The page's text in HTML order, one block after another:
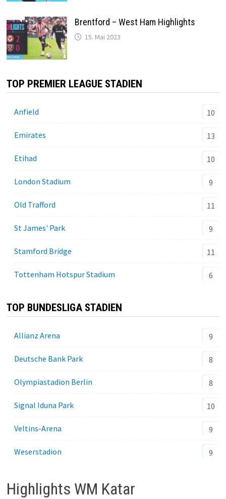
Brentford – West Ham Highlights
15. Mai 2023
TOP PREMIER LEAGUE STADIEN
Anfield 10
Emirates 13
Etihad 10
London Stadium 9
Old Trafford 11
St James' Park 9
Stamford Bridge 11
Tottenham Hotspur Stadium 6
TOP BUNDESLIGA STADIEN
Allianz Arena 9
Deutsche Bank Park 8
Olympiastadion Berlin 8
Signal Iduna Park 10
Veltins-Arena 9
Weserstadion 9
Highlights WM Katar